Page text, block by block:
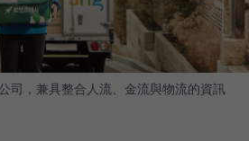
司，兼具整合人流、金流與物流的資訊